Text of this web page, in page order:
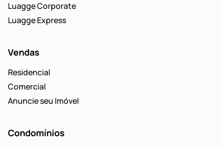
Luagge Corporate
Luagge Express
Vendas
Residencial
Comercial
Anuncie seu Imóvel
Condomínios